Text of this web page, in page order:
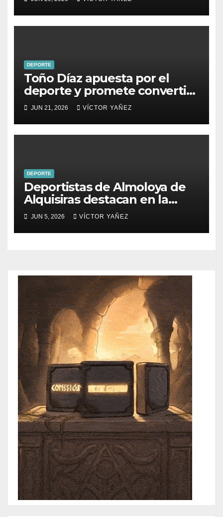
deporte comunitario Lerma,
Estado de México.
DEPORTE
Toño Díaz apuesta por el
deporte y promete convertir
cancha de Coatepec Harinas
en un estadio regional
JUN 21, 2026 VÍCTOR YAÑEZ
DEPORTE
Deportistas de Almoloya de
Alquisiras destacan en la
Copa Estado de México
JUN 5, 2026 VÍCTOR YAÑEZ